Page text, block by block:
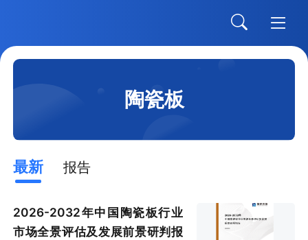
陶瓷板
最新 报告
2026-2032年中国陶瓷板行业
市场全景评估及发展前景研判报